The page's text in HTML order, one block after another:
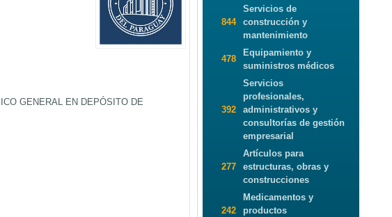
GENERAL EN DEPÓSITO DE
844
Servicios de
construcción y
mantenimiento
478
Equipamiento y
suministros médicos
392
Servicios
profesionales,
administrativos y
consultorías de gestión
empresarial
277
Artículos para
estructuras, obras y
construcciones
242
Medicamentos y
productos